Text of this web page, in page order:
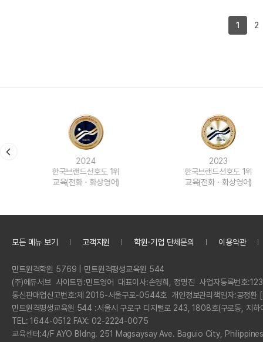
1 2
한국브랜드선호도 1위
교육(전화ㆍ화상영어)
한국브랜드선호도 1위
교육(전화ㆍ화상영어)
모든 메뉴 보기 고객지원 학원·기업 단체문의 이용약관
정
보
민트원격학원 5769 | 민트원격평생교육원 544
회
사
명
(주)에듀서브 사이트명:민트영어 대표이사:손영희, 정명진 사업자등록번호:
통신판매업신고번호:제 2016-서울구로-0544호 개인정보관리책임자:공정
민트원격평생교육원 544 :서울시 구로구 디지털로 243, 1808호(구로동, 지하
전
화
TEL: 1644-0512 FAX: 02-2224-0075
교육센터:4/F AYO Bldng. 251 Magsaysay Ave. Baguio City,